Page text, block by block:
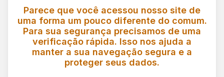
Parece que você acessou nosso site de
uma forma um pouco diferente do comum.
Para sua segurança precisamos de uma
verificação rápida. Isso nos ajuda a
manter a sua navegação segura e a
proteger seus dados.